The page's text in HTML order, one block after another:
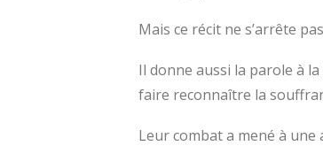
Mais ce récit ne s’arrête
Il donne aussi la parole à
faire reconnaître la
Leur combat a mené à une